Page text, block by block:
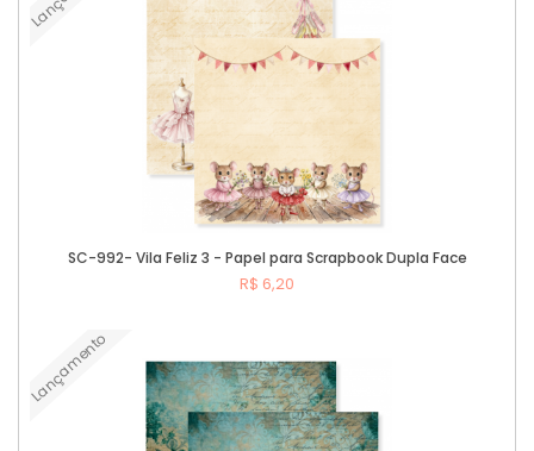
SC-992- Vila Feliz 3 - Papel para Scrapbook Dupla Face
R$ 6,20
Lançamento